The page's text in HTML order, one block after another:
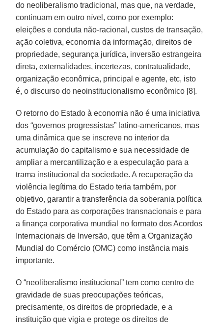
do neoliberalismo tradicional, mas que, na verdade,
continuam em outro nível, como por exemplo:
eleições e conduta não-racional, custos de transação,
ação coletiva, economia da informação, direitos de
propriedade, segurança jurídica, inversão estrangeira
direta, externalidades, incertezas, contratualidade,
organização econômica, principal e agente, etc, isto
é, o discurso do neoinstitucionalismo econômico [8].
O retorno do Estado à economia não é uma iniciativa
dos “governos progressistas” latino-americanos, mas
uma dinâmica que se inscreve no interior da
acumulação do capitalismo e sua necessidade de
ampliar a mercantilização e a especulação para a
trama institucional da sociedade. A recuperação da
violência legítima do Estado teria também, por
objetivo, garantir a transferência da soberania política
do Estado para as corporações transnacionais e para
a finança corporativa mundial no formato dos Acordos
Internacionais de Inversão, que têm a Organização
Mundial do Comércio (OMC) como instância mais
importante.
O “neoliberalismo institucional” tem como centro de
gravidade de suas preocupações teóricas,
precisamente, os direitos de propriedade, e a
instituição que vigia e protege os direitos de